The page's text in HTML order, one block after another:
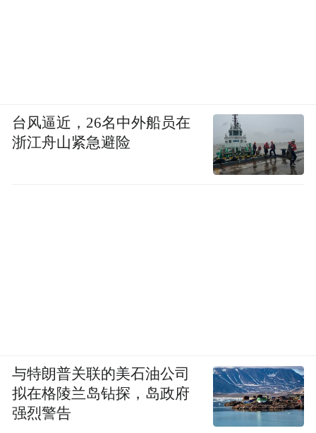
台风逼近，26名中外船员在
浙江舟山紧急避险
与特朗普关联的美石油公司
拟在格陵兰岛钻探，岛政府
强烈警告